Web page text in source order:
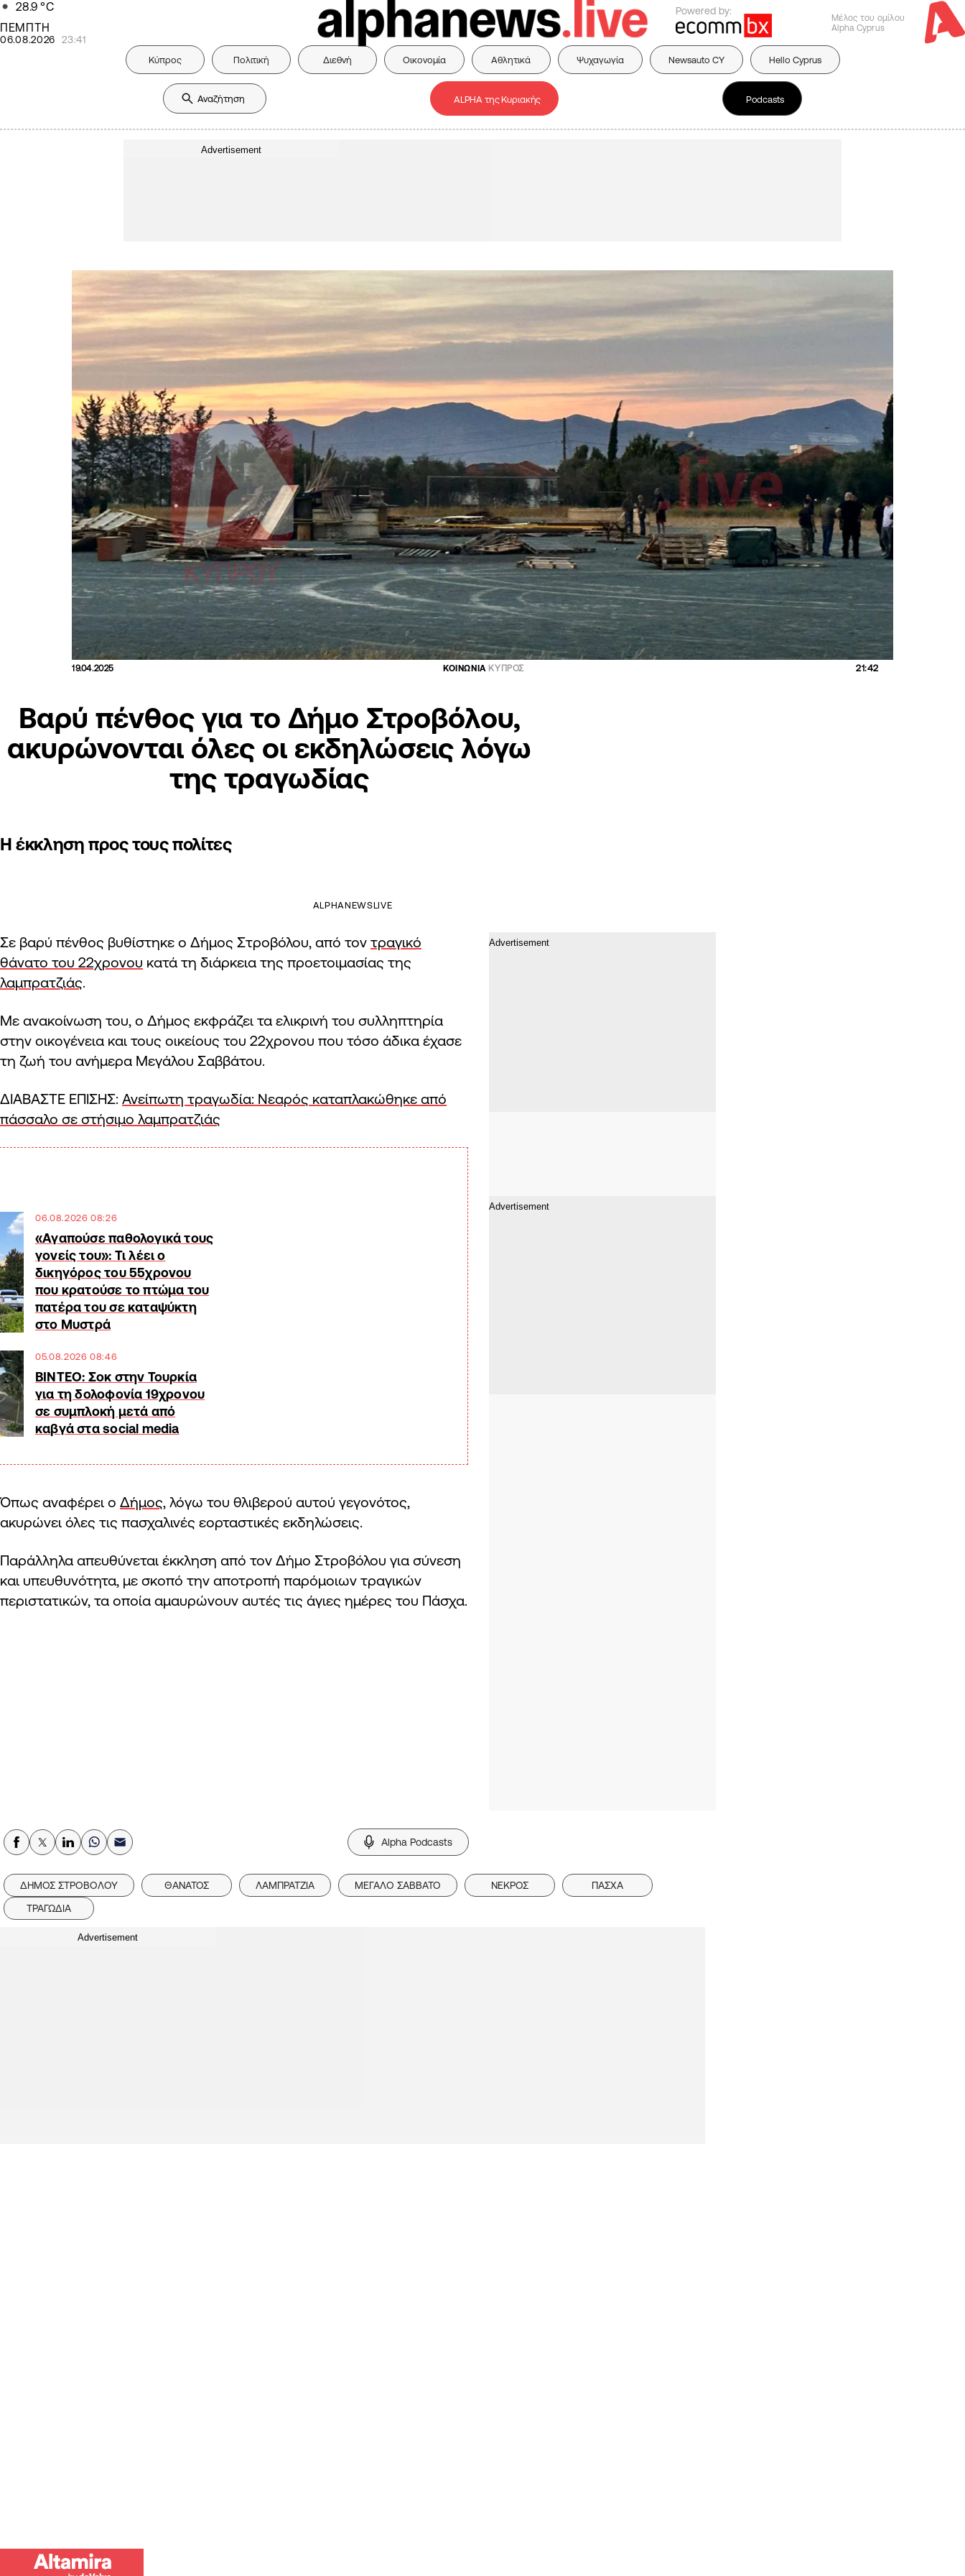
28.9 °C
ΠΕΜΠΤΗ
06.08.2026 23:41
Powered by:
Μέλος του ομίλου
Alpha Cyprus
Κύπρος Πολιτική Διεθνή Οικονομία Αθλητικά Ψυχαγωγία Newsauto CY Hello Cyprus
ALPHA της Κυριακής Podcasts
Advertisement
19.04.2025 ΚΟΙΝΩΝΙΑ ΚΥΠΡΟΣ 21:42
Βαρύ πένθος για το Δήμο Στροβόλου,
ακυρώνονται όλες οι εκδηλώσεις λόγω
της τραγωδίας
Η έκκληση προς τους πολίτες
ALPHANEWSLIVE
Σε βαρύ πένθος βυθίστηκε ο Δήμος Στροβόλου, από τον τραγικό
θάνατο του 22χρονου κατά τη διάρκεια της προετοιμασίας της
λαμπρατζιάς.
Με ανακοίνωση του, ο Δήμος εκφράζει τα ελικρινή του συλληπτηρία
στην οικογένεια και τους οικείους του 22χρονου που τόσο άδικα έχασε
τη ζωή του ανήμερα Μεγάλου Σαββάτου.
ΔΙΑΒΑΣΤΕ ΕΠΙΣΗΣ: Ανείπωτη τραγωδία: Νεαρός καταπλακώθηκε από
πάσσαλο σε στήσιμο λαμπρατζιάς
06.08.2026 08:26
«Αγαπούσε παθολογικά τους
γονείς του»: Τι λέει ο
δικηγόρος του 55χρονου
που κρατούσε το πτώμα του
πατέρα του σε καταψύκτη
στο Μυστρά
05.08.2026 08:46
ΒΙΝΤΕΟ: Σοκ στην Τουρκία
για τη δολοφονία 19χρονου
σε συμπλοκή μετά από
καβγά στα social media
Όπως αναφέρει ο Δήμος, λόγω του θλιβερού αυτού γεγονότος,
ακυρώνει όλες τις πασχαλινές εορταστικές εκδηλώσεις.
Παράλληλα απευθύνεται έκκληση από τον Δήμο Στροβόλου για σύνεση
και υπευθυνότητα, με σκοπό την αποτροπή παρόμοιων τραγικών
περιστατικών, τα οποία αμαυρώνουν αυτές τις άγιες ημέρες του Πάσχα.
Alpha Podcasts
ΔΗΜΟΣ ΣΤΡΟΒΟΛΟΥ ΘΑΝΑΤΟΣ ΛΑΜΠΡΑΤΖΙΑ ΜΕΓΑΛΟ ΣΑΒΒΑΤΟ ΝΕΚΡΟΣ
ΠΑΣΧΑ
ΤΡΑΓΩΔΙΑ
Advertisement